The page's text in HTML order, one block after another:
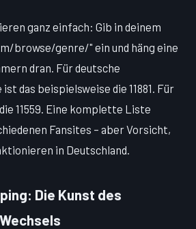
ganz einfach: Gib in deinem
browse/genre/" ein und häng eine
dran. Für deutsche
das beispielsweise die 11881. Für
11559. Eine komplette Liste
Fansites – aber Vorsicht,
in Deutschland.
Die Kunst des